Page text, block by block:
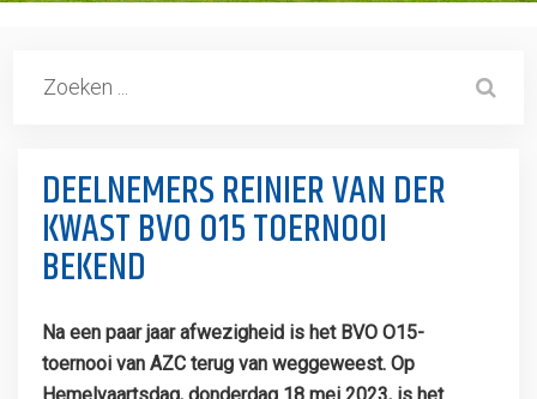
DEELNEMERS REINIER VAN DER
KWAST BVO O15 TOERNOOI
BEKEND
Na een paar jaar afwezigheid is het BVO O15-
toernooi van AZC terug van weggeweest. Op